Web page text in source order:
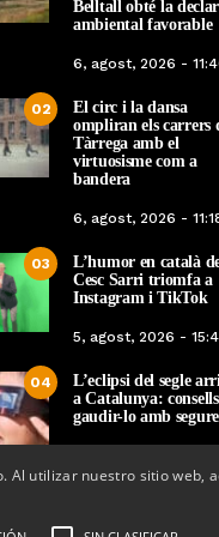
Belltall obté la
ambiental favorable
6, agost, 2026 -
02
El circ i la dansa
ompliran els carrers
Tàrrega amb el
virtuosisme com a
bandera
6, agost, 2026 -
03
L’humor en català
Cesc Sarri triomfa a
Instagram i TikTok
5, agost, 2026 -
04
L’eclipsi del segle
a Catalunya:
gaudir-lo amb
Les Gastrosàvies
una gran trobada al
Benet que referma el
cuina
27, novembre, 2025
utilizar nuestro sitio web,